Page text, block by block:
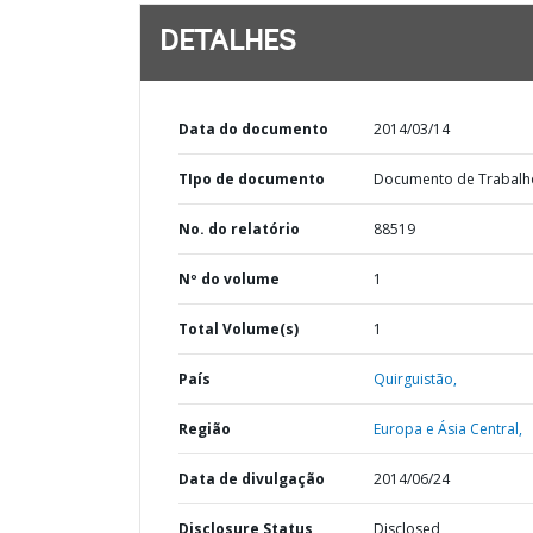
DETALHES
Data do documento 2014/03/14
TIpo de documento Documento de
No. do relatório 88519
Nº do volume 1
Total Volume(s) 1
País Quirguistão,
Região Europa e Ásia Central,
Data de divulgação 2014/06/24
Disclosure Status Disclosed